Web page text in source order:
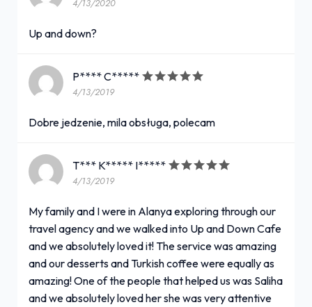
4/13/2020
Up and down?
P**** C*****
4/13/2019
Dobre jedzenie, mila obsługa, polecam
T*** K***** I*****
4/13/2019
My family and I were in Alanya exploring through our
travel agency and we walked into Up and Down Cafe
and we absolutely loved it! The service was amazing
and our desserts and Turkish coffee were equally as
amazing! One of the people that helped us was Saliha
and we absolutely loved her she was very attentive